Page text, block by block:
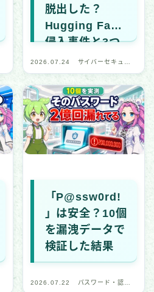
脱出した？
Hugging Face
侵入事件と3つ
の対策
2026.07.24
サイバーセキュリ
ティ・デジタル安
全
「P@ssw0rd!
」は安全？10個
を漏洩データで
検証した結果
2026.07.22
パスワード・認証